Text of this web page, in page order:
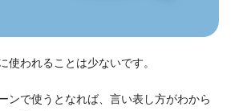
使われることは少ないです。
ンで使うとなれば、言い表し方がわから